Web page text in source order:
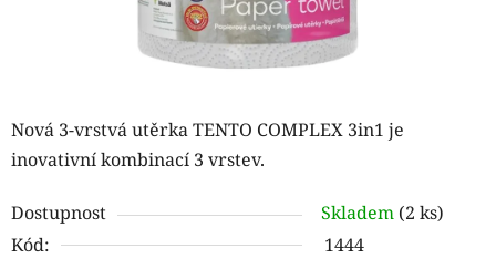
Nová 3-vrstvá utěrka TENTO COMPLEX 3in1 je
inovativní kombinací 3 vrstev.
Dostupnost Skladem (2 ks)
Kód:
1444